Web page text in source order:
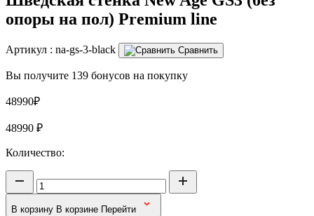
опоры на пол) Premium line
Артикул : na-gs-3-black Сравнить
Вы получите 139 бонусов на покупку
48990₽
48990 ₽
Количество:
В корзину В корзине Перейти